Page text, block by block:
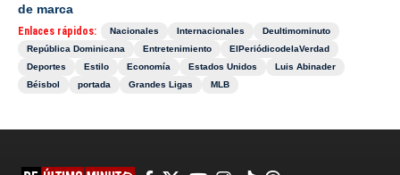
de marca
Enlaces rápidos: Nacionales Internacionales
Deultimominuto
República Dominicana
Entretenimiento
ElPeriódicodelaVerdad
Deportes
Estilo Economía Estados Unidos
Luis Abinader
Béisbol
portada Grandes Ligas MLB